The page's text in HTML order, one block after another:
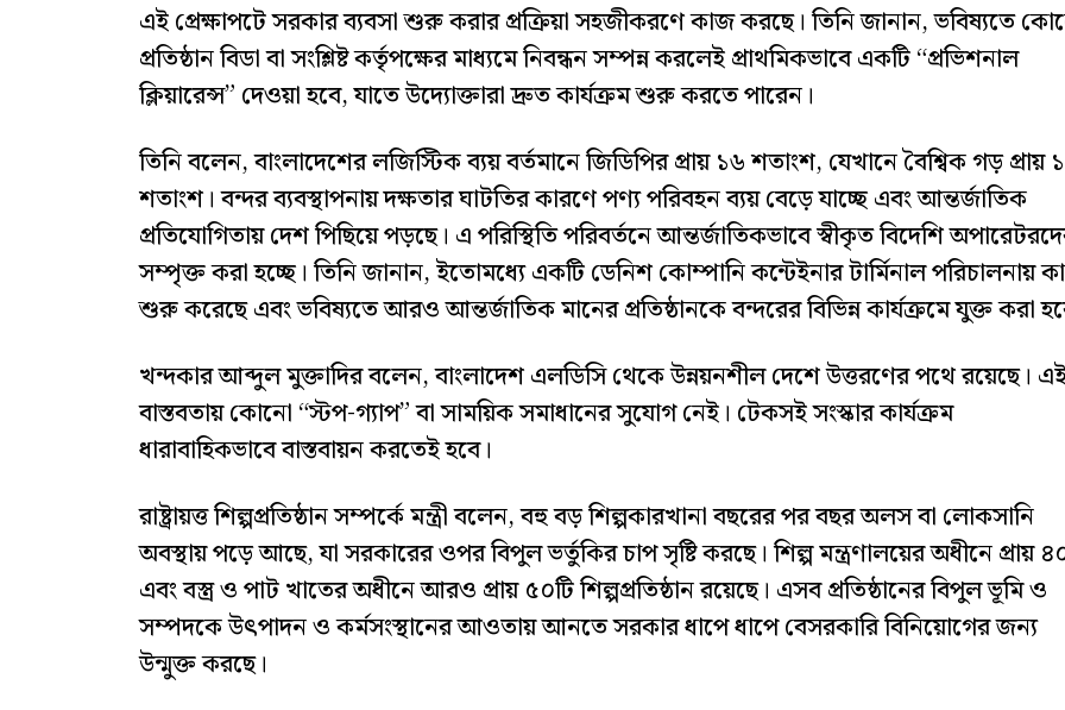
এই প্রেক্ষাপটে সরকার ব্যবসা শুরু করার প্রক্রিয়া সহজীকরণে কাজ করছে। তিনি জানান, ভবিষ্যতে
প্রতিষ্ঠান বিডা বা সংশ্লিষ্ট কর্তৃপক্ষের মাধ্যমে নিবন্ধন সম্পন্ন করলেই প্রাথমিকভাবে একটি “প্রভিশনাল
ক্লিয়ারেন্স” দেওয়া হবে, যাতে উদ্যোক্তারা দ্রুত কার্যক্রম শুরু করতে পারেন।
তিনি বলেন, বাংলাদেশের লজিস্টিক ব্যয় বর্তমানে জিডিপির প্রায় ১৬ শতাংশ, যেখানে বৈশ্বিক গড় প্রায়
শতাংশ। বন্দর ব্যবস্থাপনায় দক্ষতার ঘাটতির কারণে পণ্য পরিবহন ব্যয় বেড়ে যাচ্ছে এবং আন্তর্জাতিক
প্রতিযোগিতায় দেশ পিছিয়ে পড়ছে। এ পরিস্থিতি পরিবর্তনে আন্তর্জাতিকভাবে স্বীকৃত বিদেশি
সম্পৃক্ত করা হচ্ছে। তিনি জানান, ইতোমধ্যে একটি ডেনিশ কোম্পানি কন্টেইনার টার্মিনাল পরিচালনায়
শুরু করেছে এবং ভবিষ্যতে আরও আন্তর্জাতিক মানের প্রতিষ্ঠানকে বন্দরের বিভিন্ন কার্যক্রমে যুক্ত করা
খন্দকার আব্দুল মুক্তাদির বলেন, বাংলাদেশ এলডিসি থেকে উন্নয়নশীল দেশে উত্তরণের পথে রয়েছে।
বাস্তবতায় কোনো “স্টপ-গ্যাপ” বা সাময়িক সমাধানের সুযোগ নেই। টেকসই সংস্কার কার্যক্রম
ধারাবাহিকভাবে বাস্তবায়ন করতেই হবে।
রাষ্ট্রায়ত্ত শিল্পপ্রতিষ্ঠান সম্পর্কে মন্ত্রী বলেন, বহু বড় শিল্পকারখানা বছরের পর বছর অলস বা লোকসানি
অবস্থায় পড়ে আছে, যা সরকারের ওপর বিপুল ভর্তুকির চাপ সৃষ্টি করছে। শিল্প মন্ত্রণালয়ের অধীনে প্রায়
এবং বস্ত্র ও পাট খাতের অধীনে আরও প্রায় ৫০টি শিল্পপ্রতিষ্ঠান রয়েছে। এসব প্রতিষ্ঠানের বিপুল ভূমি ও
সম্পদকে উৎপাদন ও কর্মসংস্থানের আওতায় আনতে সরকার ধাপে ধাপে বেসরকারি বিনিয়োগের জন্য
উন্মুক্ত করছে।